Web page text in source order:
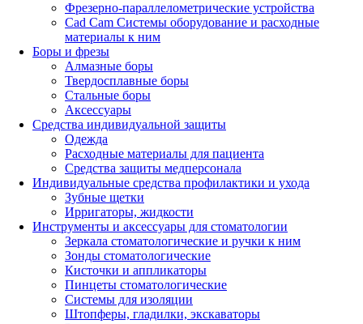
Фрезерно-параллелометрические устройства
Cad Cam Системы оборудование и расходные
материалы к ним
Боры и фрезы
Алмазные боры
Твердосплавные боры
Стальные боры
Аксессуары
Средства индивидуальной защиты
Одежда
Расходные материалы для пациента
Средства защиты медперсонала
Индивидуальные средства профилактики и ухода
Зубные щетки
Ирригаторы, жидкости
Инструменты и аксессуары для стоматологии
Зеркала стоматологические и ручки к ним
Зонды стоматологические
Кисточки и аппликаторы
Пинцеты стоматологические
Системы для изоляции
Штопферы, гладилки, экскаваторы